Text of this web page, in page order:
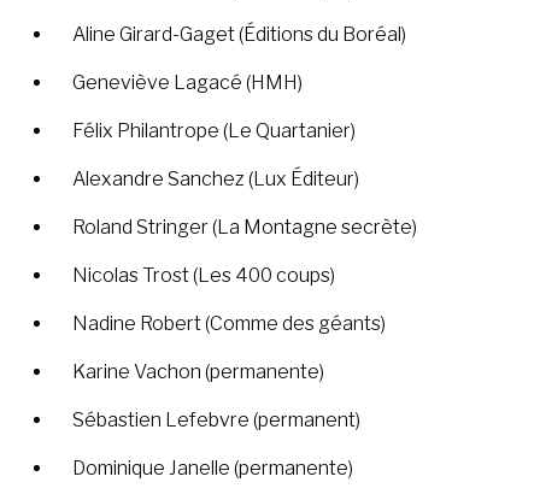
Aline Girard-Gaget (Éditions du Boréal)
Geneviève Lagacé (HMH)
Félix Philantrope (Le Quartanier)
Alexandre Sanchez (Lux Éditeur)
Roland Stringer (La Montagne secrète)
Nicolas Trost (Les 400 coups)
Nadine Robert (Comme des géants)
Karine Vachon (permanente)
Sébastien Lefebvre (permanent)
Dominique Janelle (permanente)